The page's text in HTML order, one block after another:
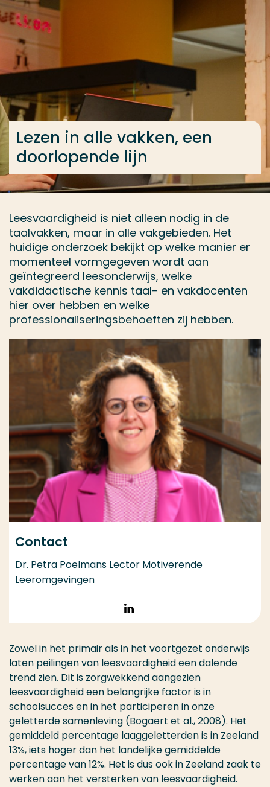
Ga direct naar de content
... > Lezen in alle vakken, een doorlopende lijn
Lezen in alle vakken, een
doorlopende lijn
Leesvaardigheid is niet alleen nodig in de
taalvakken, maar in alle vakgebieden. Het
huidige onderzoek bekijkt op welke manier er
momenteel vormgegeven wordt aan
geïntegreerd leesonderwijs, welke
vakdidactische kennis taal- en vakdocenten
hier over hebben en welke
professionaliseringsbehoeften zij hebben.
Contact
Dr. Petra Poelmans Lector Motiverende
Leeromgevingen
Zowel in het primair als in het voortgezet onderwijs
laten peilingen van leesvaardigheid een dalende
trend zien. Dit is zorgwekkend aangezien
leesvaardigheid een belangrijke factor is in
schoolsucces en in het participeren in onze
geletterde samenleving (Bogaert et al., 2008). Het
gemiddeld percentage laaggeletterden is in Zeeland
13%, iets hoger dan het landelijke gemiddelde
percentage van 12%. Het is dus ook in Zeeland zaak te
werken aan het versterken van leesvaardigheid.
Opleiding
Contact